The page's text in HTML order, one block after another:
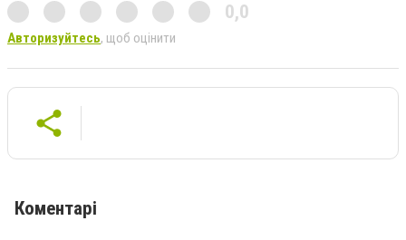
0,0
Авторизуйтесь, щоб оцінити
Коментарі